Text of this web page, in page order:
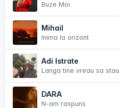
Buze Moi
Mihail
Inima la orizont
Adi Istrate
Langa tine vreau sa stau
DARA
N-am raspuns